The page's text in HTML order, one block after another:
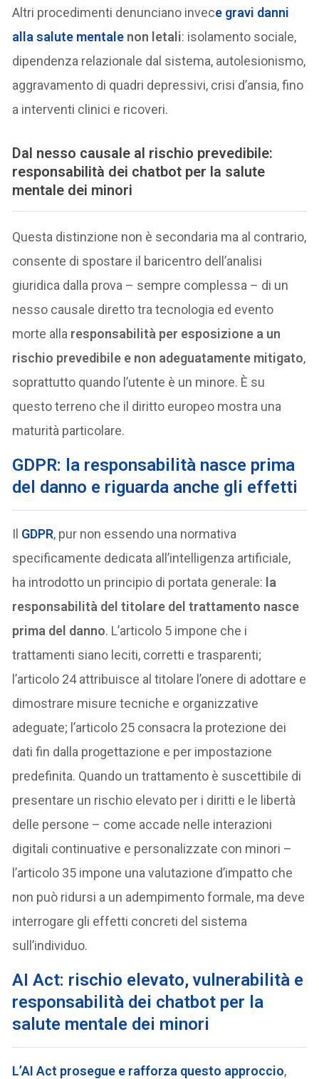
Altri procedimenti denunciano invece gravi danni
alla salute mentale non letali: isolamento sociale,
dipendenza relazionale dal sistema, autolesionismo,
aggravamento di quadri depressivi, crisi d’ansia, fino
a interventi clinici e ricoveri.
Dal nesso causale al rischio prevedibile:
responsabilità dei chatbot per la salute
mentale dei minori
Questa distinzione non è secondaria ma al contrario,
consente di spostare il baricentro dell’analisi
giuridica dalla prova – sempre complessa – di un
nesso causale diretto tra tecnologia ed evento
morte alla responsabilità per esposizione a un
rischio prevedibile e non adeguatamente mitigato,
soprattutto quando l’utente è un minore. È su
questo terreno che il diritto europeo mostra una
maturità particolare.
GDPR: la responsabilità nasce prima
del danno e riguarda anche gli effetti
Il GDPR, pur non essendo una normativa
specificamente dedicata all’intelligenza artificiale,
ha introdotto un principio di portata generale: la
responsabilità del titolare del trattamento nasce
prima del danno. L’articolo 5 impone che i
trattamenti siano leciti, corretti e trasparenti;
l’articolo 24 attribuisce al titolare l’onere di adottare e
dimostrare misure tecniche e organizzative
adeguate; l’articolo 25 consacra la protezione dei
dati fin dalla progettazione e per impostazione
predefinita. Quando un trattamento è suscettibile di
presentare un rischio elevato per i diritti e le libertà
delle persone – come accade nelle interazioni
digitali continuative e personalizzate con minori –
l’articolo 35 impone una valutazione d’impatto che
non può ridursi a un adempimento formale, ma deve
interrogare gli effetti concreti del sistema
sull’individuo.
AI Act: rischio elevato, vulnerabilità e
responsabilità dei chatbot per la
salute mentale dei minori
L’AI Act prosegue e rafforza questo approccio,